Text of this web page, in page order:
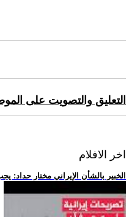
التعليق والتصويت على
اخر الافلام
.. الخبير بالشأن الإيراني مختار حداد: